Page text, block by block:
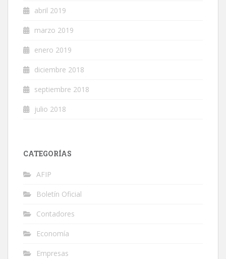
abril 2019
marzo 2019
enero 2019
diciembre 2018
septiembre 2018
julio 2018
CATEGORÍAS
AFIP
Boletín Oficial
Contadores
Economía
Empresas